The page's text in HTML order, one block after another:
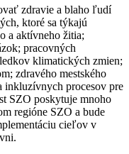
zdravie a blaho ľudí
ktoré sa týkajú
a aktívneho žitia;
pracovných
klimatických zmien;
zdravého mestského
inkluzívnych procesov pre
SZO poskytuje mnoho
regióne SZO a bude
cieľov v